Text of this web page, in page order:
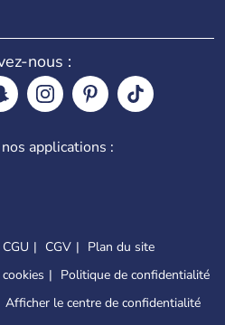
nous :
applications :
CGU CGV
Plan du site
Politique de confidentialité
Afficher le centre de confidentialité